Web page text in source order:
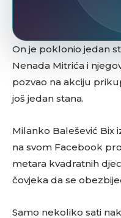
On je poklonio jedan
Nenada Mitrića i
pozvao na akciju
još jedan stana.
Milanko Balešević Bix
na svom Facebook
metara kvadratnih
čovjeka da se
Samo nekoliko sati